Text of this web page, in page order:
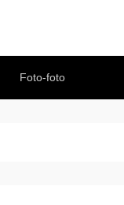
Foto-foto